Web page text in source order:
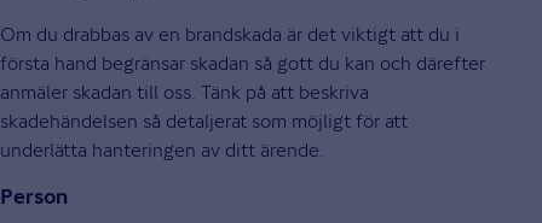
Om du drabbas av en brandskada är det viktigt att du i
första hand begränsar skadan så gott du kan och därefter
anmäler skadan till oss. Tänk på att beskriva
skadehändelsen så detaljerat som möjligt för att
underlätta hanteringen av ditt ärende.
Person